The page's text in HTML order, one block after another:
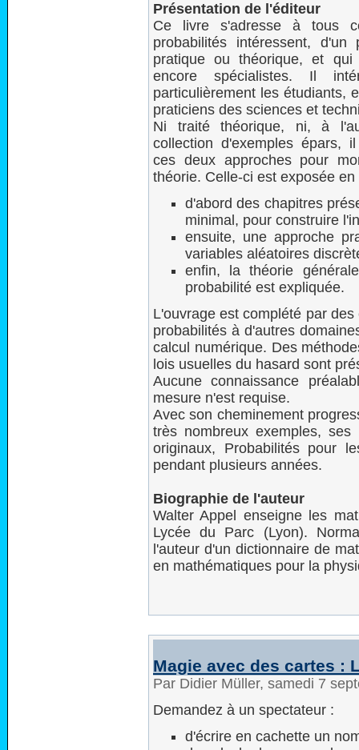
Présentation de l'éditeur
Ce livre s'adresse à tous
probabilités intéressent,
pratique ou théorique, et
encore spécialistes. Il
particulièrement les étudiants,
praticiens des sciences et
Ni traité théorique, ni, à
collection d'exemples épars,
ces deux approches pour
théorie. Celle-ci est exposée
d'abord des chapitres
minimal, pour construire
ensuite, une approche
variables aléatoires
enfin, la théorie
probabilité est expliquée.
L'ouvrage est complété par
probabilités à d'autres
calcul numérique. Des
lois usuelles du hasard sont
Aucune connaissance
mesure n'est requise.
Avec son cheminement
très nombreux exemples,
originaux, Probabilités pour
pendant plusieurs années.
Biographie de l'auteur
Walter Appel enseigne les
Lycée du Parc (Lyon).
l'auteur d'un dictionnaire de
en mathématiques pour la
Magie avec des cartes :
Par Didier Müller, samedi 7
Demandez à un spectateur :
d'écrire en cachette un